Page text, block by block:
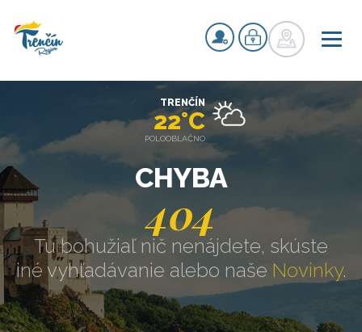
CHYBA
404
Tu bohužiaľ nič nenájdete, skúste
iné vyhľadávanie alebo naše Novinky.
TRENČÍN
22°C
POLOOBLAČNO